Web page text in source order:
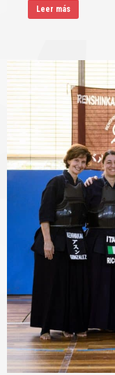
Leer más